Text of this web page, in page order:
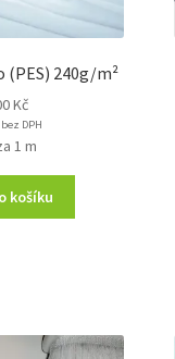
(PES) 240g/m²
Kč
DPH
1 m
košíku